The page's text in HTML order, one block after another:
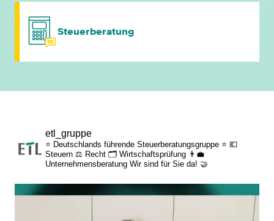
betriebliche Altersvorsorge
Zusatzleistungen/Mitarbeiterrabatte
Steuerberatung
etl_gruppe
⭐ Deutschlands führende Steuerberatungsgruppe ⭐ 💶
Steuern ⚖️ Recht 🗂️ Wirtschaftsprüfung 👨‍💼
Unternehmensberatung Wir sind für Sie da! 🤝